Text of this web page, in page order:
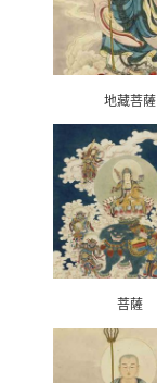
地藏菩薩
菩薩